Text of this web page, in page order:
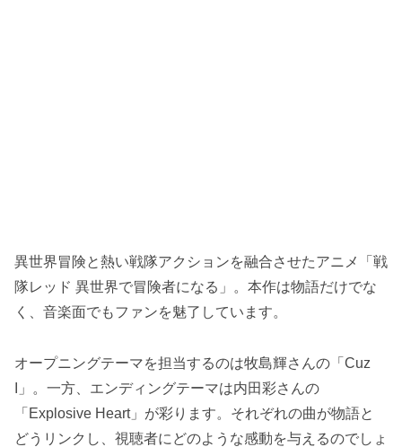
異世界冒険と熱い戦隊アクションを融合させたアニメ「戦
隊レッド 異世界で冒険者になる」。本作は物語だけでな
く、音楽面でもファンを魅了しています。
オープニングテーマを担当するのは牧島輝さんの「Cuz
I」。一方、エンディングテーマは内田彩さんの
「Explosive Heart」が彩ります。それぞれの曲が物語と
どうリンクし、視聴者にどのような感動を与えるのでしょ